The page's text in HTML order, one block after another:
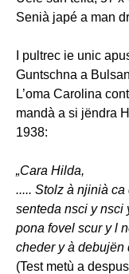
Senià japé a man
I pultrec ie unic
Guntschna a
L’oma Carolina
mandà a si jëndra
1938:
„Cara Hilda,
..... Stolz à njinià
senteda nsci y nsci
pona fovel scur y l
cheder y à debujën
(Test metù a